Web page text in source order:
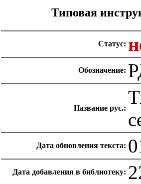
Типовая
Статус:
Обозначение:
Название рус.:
Дата обновления текста:
Дата добавления в библиотеку: